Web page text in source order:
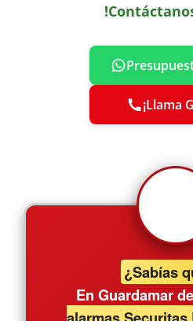
¡Llama
¿Sabías
En Guardamar